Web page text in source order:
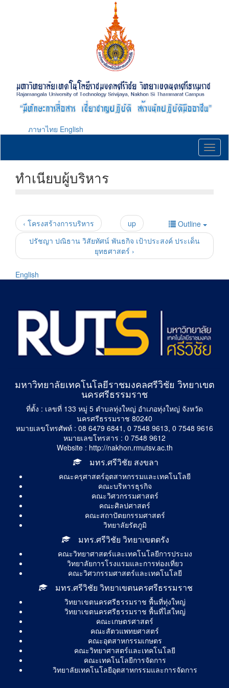
ภาษาไทย English
ทำเนียบผู้บริหาร
Outline
‹ โครงสร้างการบริหาร
up
ปรัชญา ปณิธาน วิสัยทัศน์ พันธกิจ เป้าประสงค์ ประเด็น
ยุทธศาสตร์ ›
English
มหาวิทยาลัยเทคโนโลยีราชมงคลศรีวิชัย วิทยาเขต
นครศรีธรรมราช
ที่ตั้ง : เลขที่ 133 หมู่ 5 ตำบลทุ่งใหญ่ อำเภอทุ่งใหญ่ จังหวัด
นครศรีธรรมราช 80240
หมายเลขโทรศัพท์ : 08 6479 6841, 0 7548 9613, 0 7548 9616
หมายเลขโทรสาร : 0 7548 9612
Website : http://nakhon.rmutsv.ac.th
มทร.ศรีวิชัย สงขลา
คณะครุศาสตร์อุตสาหกรรมและเทคโนโลยี
คณะบริหารธุรกิจ
คณะวิศวกรรมศาสตร์
คณะศิลปศาสตร์
คณะสถาปัตยกรรมศาสตร์
วิทยาลัยรัตภูมิ
มทร.ศรีวิชัย วิทยาเขตตรัง
คณะวิทยาศาสตร์และเทคโนโลยีการประมง
วิทยาลัยการโรงแรมและการท่องเที่ยว
คณะวิศวกรรมศาสตร์และเทคโนโลยี
มทร.ศรีวิชัย วิทยาเขตนครศรีธรรมราช
วิทยาเขตนครศรีธรรมราช พื้นที่ทุ่งใหญ่
วิทยาเขตนครศรีธรรมราช พื้นที่ไสใหญ่
คณะเกษตรศาสตร์
คณะสัตวแพทยศาสตร์
คณะอุตสาหกรรมเกษตร
คณะวิทยาศาสตร์และเทคโนโลยี
คณะเทคโนโลยีการจัดการ
วิทยาลัยเทคโนโลยีอุตสาหกรรมและการจัดการ